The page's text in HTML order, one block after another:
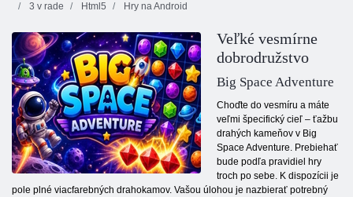
3 v rade
Html5 Hry na Android
Veľké vesmírne
dobrodružstvo
Big Space Adventure
Choďte do vesmíru a máte
veľmi špecifický cieľ – ťažbu
drahých kameňov v Big
Space Adventure. Prebiehať
bude podľa pravidiel hry
troch po sebe. K dispozícii je
pole plné viacfarebných drahokamov. Vašou úlohou je nazbierať potrebný